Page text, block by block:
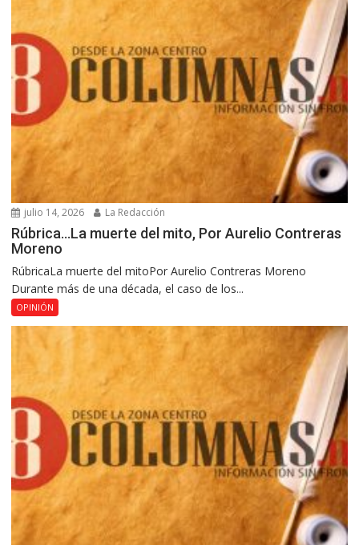
julio 14, 2026 La Redacción
Rúbrica…La muerte del mito, Por Aurelio Contreras
Moreno
RúbricaLa muerte del mitoPor Aurelio Contreras Moreno
Durante más de una década, el caso de los...
OPINIÓN